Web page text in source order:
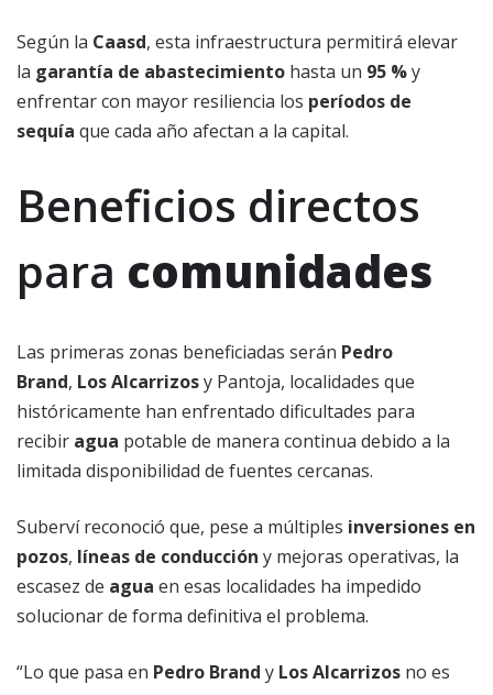
Según la Caasd, esta infraestructura permitirá elevar
la garantía de abastecimiento hasta un 95 %y
enfrentar con mayor resiliencia los períodos de
sequía que cada año afectan a la capital.
Beneficios directos
para comunidades
Las primeras zonas beneficiadas serán Pedro
Brand, Los Alcarrizosy Pantoja, localidades que
históricamente han enfrentado dificultades para
recibir agua potable de manera continua debido a la
limitada disponibilidad de fuentes cercanas.
Suberví reconoció que, pese a múltiples inversiones en
pozos, líneas de conducción y mejoras operativas, la
escasez de agua en esas localidades ha impedido
solucionar de forma definitiva el problema.
“Lo que pasa en Pedro Brand y Los Alcarrizos no es